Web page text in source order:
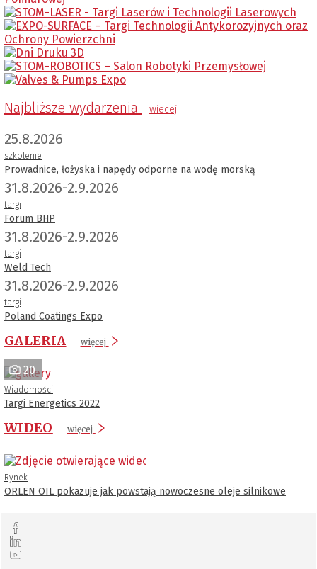
Najbliższe wydarzenia wiecej
25.8.2026
szkolenie
Prowadnice, łożyska i napędy odporne na wodę morską
31.8.2026-2.9.2026
targi
Forum BHP
31.8.2026-2.9.2026
targi
Weld Tech
31.8.2026-2.9.2026
targi
Poland Coatings Expo
GALERIA więcej
20
Wiadomości
Targi Energetics 2022
WIDEO więcej
Rynek
ORLEN OIL pokazuje jak powstają nowoczesne oleje silnikowe